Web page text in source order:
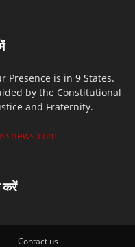
Presence is in 9 States.
by the Constitutional
and Fraternity.
करें
Contact us